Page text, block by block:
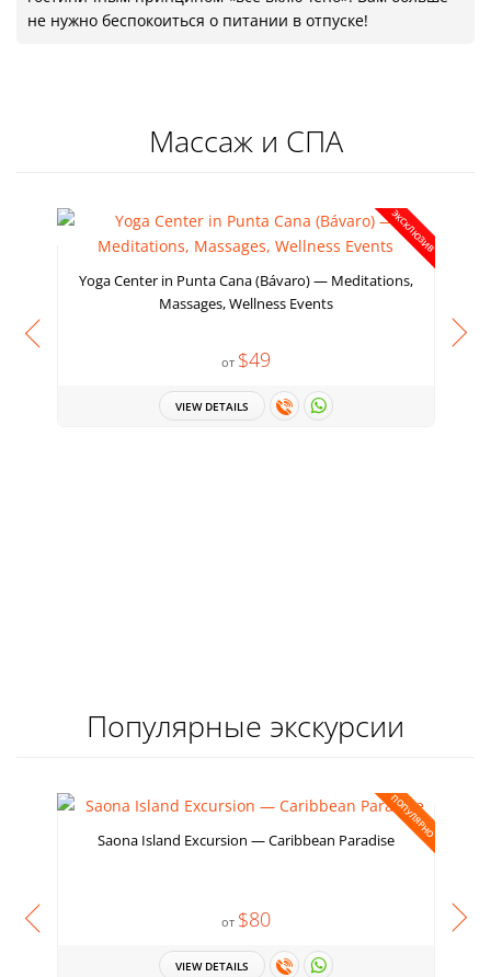
не нужно беспокоиться о питании в отпуске!
Массаж и СПА
ЭКСКЛЮЗИВ
Yoga Center in Punta Cana (Bávaro) — Meditations,
Massages, Wellness Events
от $49
VIEW DETAILS
Популярные экскурсии
ПОПУЛЯРНО
Saona Island Excursion — Caribbean Paradise
от $80
VIEW DETAILS